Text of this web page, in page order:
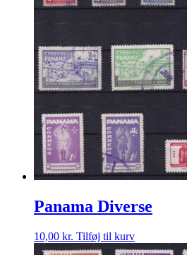
Panama Diverse
10,00 kr. Tilføj til kurv